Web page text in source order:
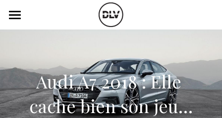
Électrique
Histoire de chars
Podcast
Radio FM
Audi A7 2018 : Elle
cache bien son jeu…
LES CATÉGORIES DE LA BOUTIQUE